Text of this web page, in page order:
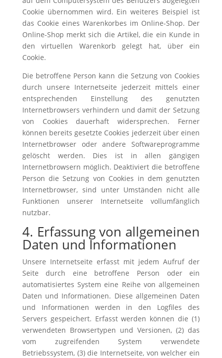
Cookie übernommen wird. Ein weiteres Beispiel ist
das Cookie eines Warenkorbes im Online-Shop. Der
Online-Shop merkt sich die Artikel, die ein Kunde in
den virtuellen Warenkorb gelegt hat, über ein
Cookie.
Die betroffene Person kann die Setzung von Cookies
durch unsere Internetseite jederzeit mittels einer
entsprechenden Einstellung des genutzten
Internetbrowsers verhindern und damit der Setzung
von Cookies dauerhaft widersprechen. Ferner
können bereits gesetzte Cookies jederzeit über einen
Internetbrowser oder andere Softwareprogramme
gelöscht werden. Dies ist in allen gängigen
Internetbrowsern möglich. Deaktiviert die betroffene
Person die Setzung von Cookies in dem genutzten
Internetbrowser, sind unter Umständen nicht alle
Funktionen unserer Internetseite vollumfänglich
nutzbar.
4. Erfassung von allgemeinen
Daten und Informationen
Unsere Internetseite erfasst mit jedem Aufruf der
Seite durch eine betroffene Person oder ein
automatisiertes System eine Reihe von allgemeinen
Daten und Informationen. Diese allgemeinen Daten
und Informationen werden in den Logfiles des
Servers gespeichert. Erfasst werden können die (1)
verwendeten Browsertypen und Versionen, (2) das
vom zugreifenden System verwendete
Betriebssystem, (3) die Internetseite, von welcher ein